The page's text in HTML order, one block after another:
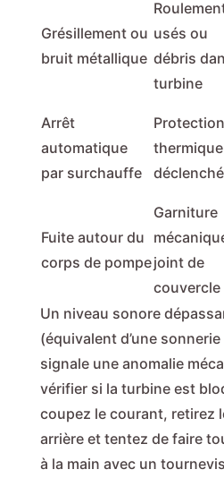
Grésillement ou
bruit métallique
usés ou
débris
turbine
Arrêt
automatique
par surchauffe
Protection
thermique
Fuite autour du
corps de pompe
Garniture
joint de
couvercle
Un niveau sonore
(équivalent d’une
signale une anomalie
vérifier si la turbine est
coupez le courant, retirez
arrière et tentez de faire
à la main avec un